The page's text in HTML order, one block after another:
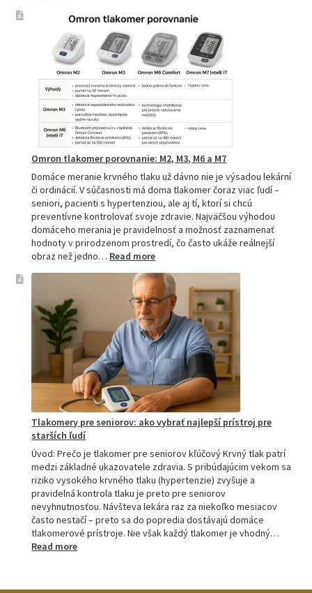
tlakomery
spoľahlivý
pomocník
pre
zdravie
Omron tlakomer porovnanie: M2, M3, M6 a M7
Domáce meranie krvného tlaku už dávno nie je výsadou lekární
či ordinácií. V súčasnosti má doma tlakomer čoraz viac ľudí –
seniori, pacienti s hypertenziou, ale aj tí, ktorí si chcú
preventívne kontrolovať svoje zdravie. Najväčšou výhodou
domáceho merania je pravidelnosť a možnosť zaznamenať
hodnoty v prirodzenom prostredí, čo často ukáže reálnejší
obraz než jedno… Read more:
tlakomer
porovnanie:
M2,
M3,
M6
a
M7
Tlakomery pre seniorov: ako vybrať najlepší prístroj pre
starších ľudí
Úvod: Prečo je tlakomer pre seniorov kľúčový Krvný tlak patrí
medzi základné ukazovatele zdravia. S pribúdajúcim vekom sa
riziko vysokého krvného tlaku (hypertenzie) zvyšuje a
pravidelná kontrola tlaku je preto pre seniorov
nevyhnutnosťou. Návšteva lekára raz za niekoľko mesiacov
často nestačí – preto sa do popredia dostávajú domáce
tlakomerové prístroje. Nie však každý tlakomer je vhodný…
Read more: